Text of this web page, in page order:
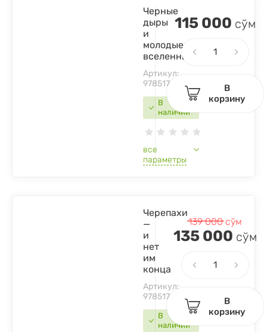
В
наличии
Черные
дыры
и
молодые
вселенные
Артикул:
9785171528669
все
параметры
115 000 сўм
В
корзину
В
наличии
Черепахи
—
и
нет
им
конца
Артикул:
9785171075132
139 000сўм
135 000 сўм
В
корзину